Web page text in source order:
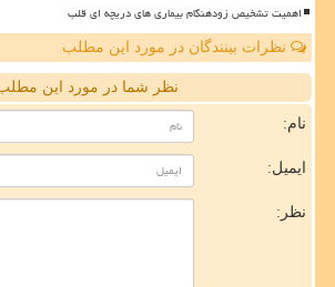
اهمیت تشخیص زودهنگام بیماری های دریچه ای قلب
نظرات بینندگان در مورد این مطلب
نظر شما در مورد این
نام:
ایمیل:
نظر: